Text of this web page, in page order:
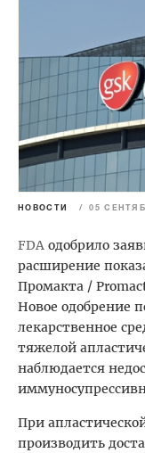
НОВОСТИ / 05
FDA одобрило
расширение
Промакта /
Новое одобрение
лекарственное
тяжелой
наблюдается
При
производить